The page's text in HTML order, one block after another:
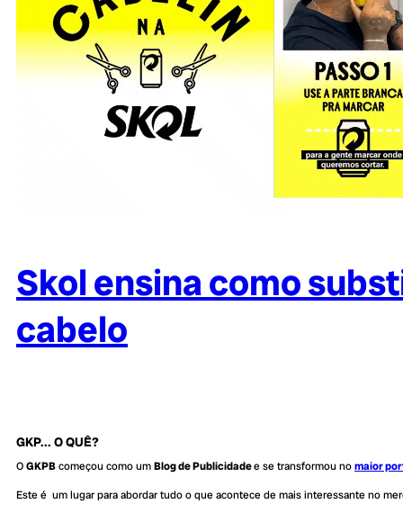
Skol ensina como
cabelo
GKP... O QUÊ?
OGKPBcomeçou como umBlog de Publicidadee se transformou nomaior
Este é um lugar para abordar tudo o que acontece de mais interessante no